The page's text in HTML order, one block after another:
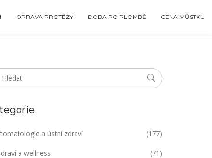
OPRAVA PROTÉZY DOBA PO PLOMBĚ CENA MŮSTKU
a ústní zdraví (177)
a wellness (71)